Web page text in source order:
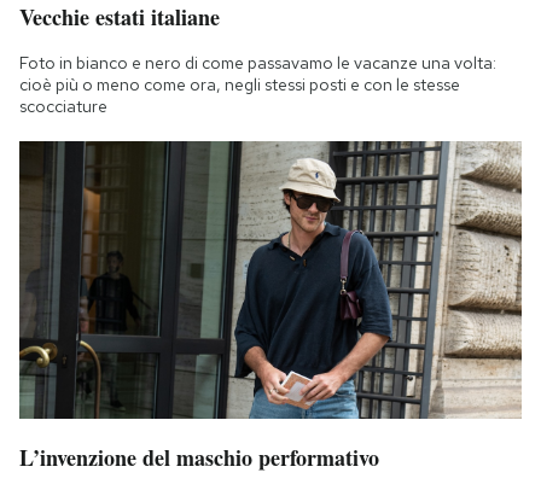
Vecchie estati italiane
Foto in bianco e nero di come passavamo le vacanze una volta:
cioè più o meno come ora, negli stessi posti e con le stesse
scocciature
L’invenzione del maschio performativo